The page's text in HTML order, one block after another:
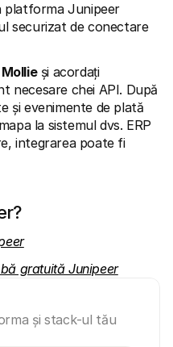
platforma Junipeer
securizat de conectare
și acordați
necesare chei API. După
și evenimente de plată
la sistemul dvs. ERP
integrarea poate fi
gratuită Junipeer
și stack-ul tău